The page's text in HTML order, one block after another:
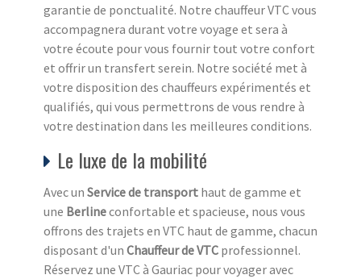
garantie de ponctualité. Notre chauffeur VTC vous
accompagnera durant votre voyage et sera à
votre écoute pour vous fournir tout votre confort
et offrir un transfert serein. Notre société met à
votre disposition des chauffeurs expérimentés et
qualifiés, qui vous permettrons de vous rendre à
votre destination dans les meilleures conditions.
Le luxe de la mobilité
Avec un Service de transport haut de gamme et
une Berlineconfortable et spacieuse, nous vous
offrons des trajets en VTC haut de gamme, chacun
disposant d'un Chauffeur de VTC professionnel.
Réservez une VTC à Gauriac pour voyager avec